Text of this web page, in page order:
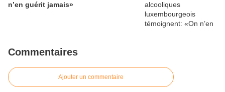
n’en guérit jamais»
Commentaires
Ajouter un commentaire